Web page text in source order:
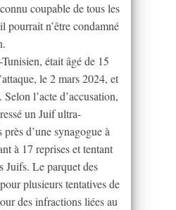
coupable de tous les
pourrait n’être condamné
était âgé de 15
le 2 mars 2024, et
l’acte d’accusation,
un Juif ultra-
d’une synagogue à
à 17 reprises et tentant
Juifs. Le parquet des
plusieurs tentatives de
des infractions liées au